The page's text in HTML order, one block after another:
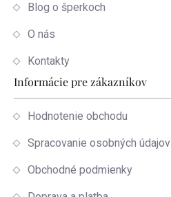
Blog o šperkoch
O nás
Kontakty
Informácie pre zákazníkov
Hodnotenie obchodu
Spracovanie osobných údajov
Obchodné podmienky